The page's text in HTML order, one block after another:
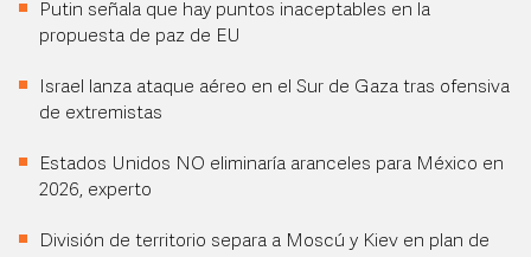
Putin señala que hay puntos inaceptables en la
propuesta de paz de EU
Israel lanza ataque aéreo en el Sur de Gaza tras ofensiva
de extremistas
Estados Unidos NO eliminaría aranceles para México en
2026, experto
División de territorio separa a Moscú y Kiev en plan de